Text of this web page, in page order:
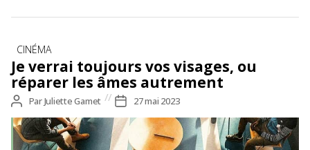
Catégories
CINÉMA
Je verrai toujours vos visages, ou
réparer les âmes autrement
Auteur
de
l’article
ParJuliette Gamet
Date
de
l’article
27 mai 2023